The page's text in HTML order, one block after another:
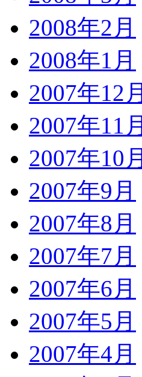
2008年2月
2008年1月
2007年12月
2007年11月
2007年10月
2007年9月
2007年8月
2007年7月
2007年6月
2007年5月
2007年4月